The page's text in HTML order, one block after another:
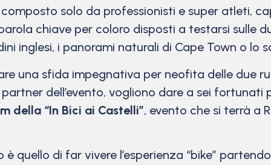
solo da professionisti e super atleti,
chiave per coloro disposti a testarsi sulle
inglesi, i panorami naturali di Cape Town o
una sfida impegnativa per neofita delle due
dell’evento, vogliono dare a sei
della “In Bici ai Castelli”, evento che si terrà a
è quello di far vivere l’esperienza “bike”